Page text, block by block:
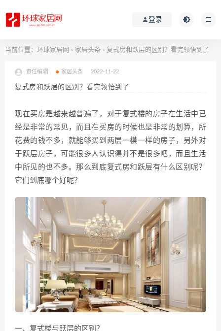
登录
当前位置： 环球家居网 > 家居头条 > 复式房和跃层的区别？看完领悟到了
责任编辑 家居头条 2022-11-22
复式房和跃层的区别？看完领悟到了
现在买房是越来越普遍了，对于复式楼的房子在生活中已
经是非常的常见，而且在买房的时候也是非常的划算，所
花费的钱不多，就能够买到两层一模一样的房子，另外对
于跃层房子，可能很多人认识得并不是很多吧，而且生活
中所见的也不多。那么到底复式房和跃层有什么区别呢？
它们到底哪个好呢？
一、复式楼与跃层的区别？